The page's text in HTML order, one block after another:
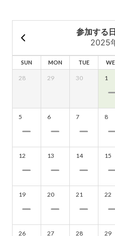
参加する
2025
SUN MON TUE
28 29 30 1
5 6 7 8
12 13 14 15
19 20 21 22
26 27 28 29